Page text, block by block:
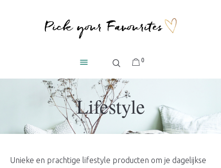
0
Lifestyle
Unieke en prachtige lifestyle producten om je dagelijkse